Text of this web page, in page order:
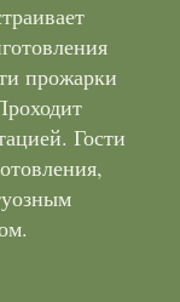
прожарки
Гости